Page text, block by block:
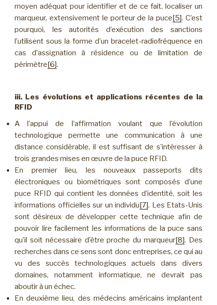
moyen adéquat pour identifier et de ce fait, localiser un
marqueur, extensivement le porteur de la puce[5]. C’est
pourquoi, les autorités d’exécution des sanctions
l’utilisent sous la forme d’un bracelet-radiofréquence en
cas d’assignation à résidence ou de limitation de
périmètre[6].
iii. Les évolutions et applications récentes de la
RFID
A l’appui de l’affirmation voulant que l’évolution
technologique permette une communication à une
distance considérable, il est suffisant de s’intéresser à
trois grandes mises en œuvre de la puce RFID.
En premier lieu, les nouveaux passeports dits
électroniques ou biométriques sont composés d’une
puce RFID qui contient les données d’identité, soit les
informations officielles sur un individu [7]. Les Etats-Unis
sont désireux de développer cette technique afin de
pouvoir lire facilement les informations de la puce sans
qu’il soit nécessaire d’être proche du marqueur[8]. Des
recherches dans ce sens sont donc entreprises, ce qui au
vu des succès technologiques actuels dans divers
domaines, notamment informatique, ne devrait pas
aboutir à un échec.
En deuxième lieu, des médecins américains implantent